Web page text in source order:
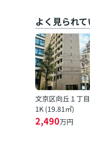
よく見られ
文京区向丘１丁目
1K (19.81㎡)
2,490万円